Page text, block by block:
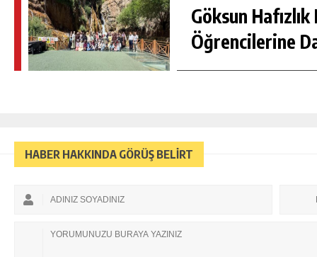
Göksun Hafızlık
Öğrencilerine
HABER HAKKINDA GÖRÜŞ BELİRT